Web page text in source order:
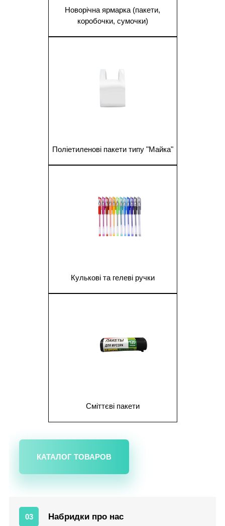
Новорічна ярмарка (пакети,
коробочки, сумочки)
Поліетиленові пакети типу "Майка"
Кулькові та гелеві ручки
Сміттєві пакети
КАТАЛОГ ТОВАРОВ
03 Набридки про нас